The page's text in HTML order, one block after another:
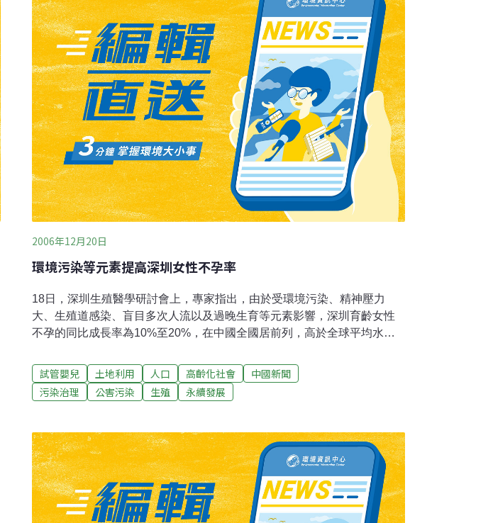
政策的層次上，居然少有人提到人口在環境問題上扮演的關鍵性角色。 在
台灣，環境問題和相關解決方案當然不乏專家學者和環保團體的討論和鼓
吹，人口過剩絕對是導致台灣眾
2006年12月20日
環境污染等元素提高深圳女性不孕率
18日，深圳生殖醫學研討會上，專家指出，由於受環境污染、精神壓力
大、生殖道感染、盲目多次人流以及過晚生育等元素影響，深圳育齡女性
不孕的同比成長率為10%至20%，在中國全國居前列，高於全球平均水
學歷、高收入的知識女性。 這次研討會由北大深圳醫院生殖醫學科主辦，
深圳市生殖醫學會協辦，吸引了國內外500多名生殖醫學專家參加。
試管嬰兒 土地利用 人口 高齡化社會
中國新聞
污染治理
公害污染 生殖 永續發展